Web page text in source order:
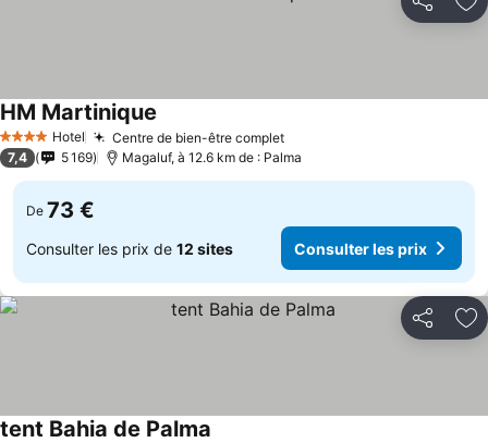
Partager
4 Étoiles Hotel Centre de bien-être complet
HM Martinique
7,4 5 169 Magaluf, à 12.6 km de : Palma
De 73 €
Consulter les prix de 12 sites Consulter les prix
Partager
tent Bahia de Palma